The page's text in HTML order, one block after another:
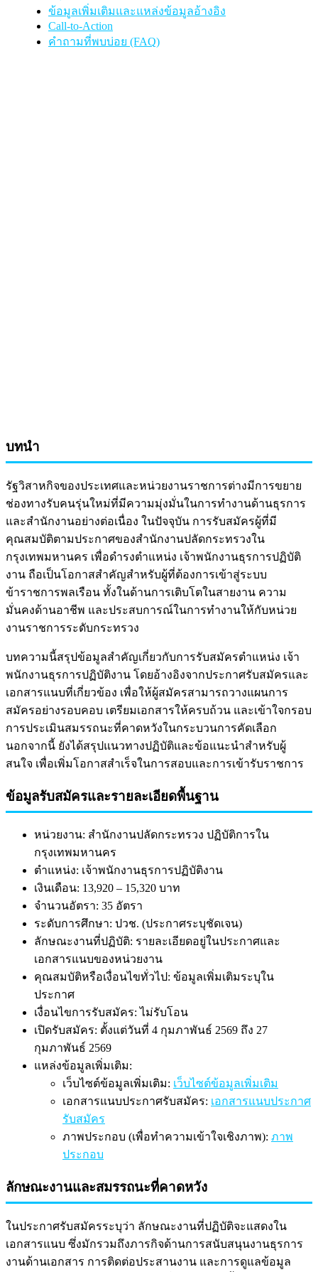
ข้อมูลเพิ่มเติมและแหล่งข้อมูลอ้างอิง
Call-to-Action
คำถามที่พบบ่อย (FAQ)
บทนำ
รัฐวิสาหกิจของประเทศและหน่วยงานราชการต่างมีการขยาย
ช่องทางรับคนรุ่นใหม่ที่มีความมุ่งมั่นในการทำงานด้านธุรการ
และสำนักงานอย่างต่อเนื่อง ในปัจจุบัน การรับสมัครผู้ที่มี
คุณสมบัติตามประกาศของสำนักงานปลัดกระทรวงใน
กรุงเทพมหานคร เพื่อดำรงตำแหน่ง เจ้าพนักงานธุรการปฏิบัติ
งาน ถือเป็นโอกาสสำคัญสำหรับผู้ที่ต้องการเข้าสู่ระบบ
ข้าราชการพลเรือน ทั้งในด้านการเติบโตในสายงาน ความ
มั่นคงด้านอาชีพ และประสบการณ์ในการทำงานให้กับหน่วย
งานราชการระดับกระทรวง
บทความนี้สรุปข้อมูลสำคัญเกี่ยวกับการรับสมัครตำแหน่ง เจ้า
พนักงานธุรการปฏิบัติงาน โดยอ้างอิงจากประกาศรับสมัครและ
เอกสารแนบที่เกี่ยวข้อง เพื่อให้ผู้สมัครสามารถวางแผนการ
สมัครอย่างรอบคอบ เตรียมเอกสารให้ครบถ้วน และเข้าใจกรอบ
การประเมินสมรรถนะที่คาดหวังในกระบวนการคัดเลือก
นอกจากนี้ ยังได้สรุปแนวทางปฏิบัติและข้อแนะนำสำหรับผู้
สนใจ เพื่อเพิ่มโอกาสสำเร็จในการสอบและการเข้ารับราชการ
ข้อมูลรับสมัครและรายละเอียดพื้นฐาน
หน่วยงาน: สำนักงานปลัดกระทรวง ปฏิบัติการใน
กรุงเทพมหานคร
ตำแหน่ง: เจ้าพนักงานธุรการปฏิบัติงาน
เงินเดือน: 13,920 – 15,320 บาท
จำนวนอัตรา: 35 อัตรา
ระดับการศึกษา: ปวช. (ประกาศระบุชัดเจน)
ลักษณะงานที่ปฏิบัติ: รายละเอียดอยู่ในประกาศและ
เอกสารแนบของหน่วยงาน
คุณสมบัติหรือเงื่อนไขทั่วไป: ข้อมูลเพิ่มเติมระบุใน
ประกาศ
เงื่อนไขการรับสมัคร: ไม่รับโอน
เปิดรับสมัคร: ตั้งแต่วันที่ 4 กุมภาพันธ์ 2569 ถึง 27
กุมภาพันธ์ 2569
แหล่งข้อมูลเพิ่มเติม:
เว็บไซต์ข้อมูลเพิ่มเติม: เว็บไซต์ข้อมูลเพิ่มเติม
เอกสารแนบประกาศรับสมัคร: เอกสารแนบประกาศ
รับสมัคร
ภาพประกอบ (เพื่อทำความเข้าใจเชิงภาพ): ภาพ
ประกอบ
ลักษณะงานและสมรรถนะที่คาดหวัง
ในประกาศรับสมัครระบุว่า ลักษณะงานที่ปฏิบัติจะแสดงใน
เอกสารแนบ ซึ่งมักรวมถึงภารกิจด้านการสนับสนุนงานธุรการ
งานด้านเอกสาร การติดต่อประสานงาน และการดูแลข้อมูล